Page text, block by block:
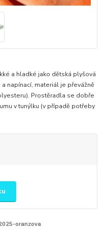
a hladké jako dětská plyšová
napínací, materiál je převážně
Prostěradla se dobře
v tunýlku (v případě potřeby
oranzova